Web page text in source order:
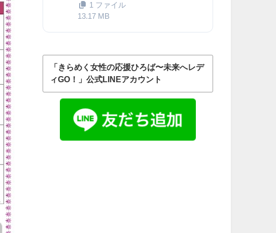
1 ファイル
13.17 MB
「きらめく女性の応援ひろば〜未来へレデ
ィGO！」公式LINEアカウント